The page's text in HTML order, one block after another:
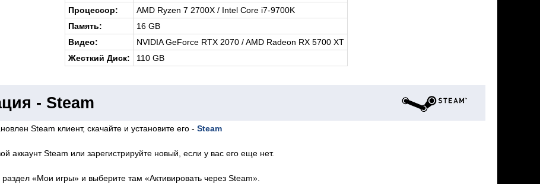
Процессор:
AMD Ryzen 7 2700X / Intel Core i7-9700K
Память:
16 GB
Видео:
NVIDIA GeForce RTX 2070 / AMD Radeon RX 5700 XT
Жесткий Диск:
110 GB
- Steam
Steam клиент, скачайте и установите его - Steam
аккаунт Steam или зарегистрируйте новый, если у вас его еще нет.
«Мои игры» и выберите там «Активировать через Steam».